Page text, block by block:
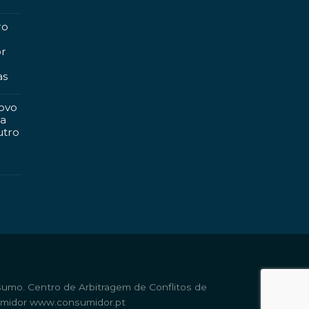
Centro de Arbitragem de Conflitos de
www.consumidor.pt